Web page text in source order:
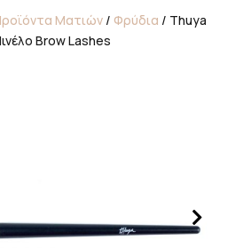
Ματιών/ Φρύδια / Thuya
Brow Lashes